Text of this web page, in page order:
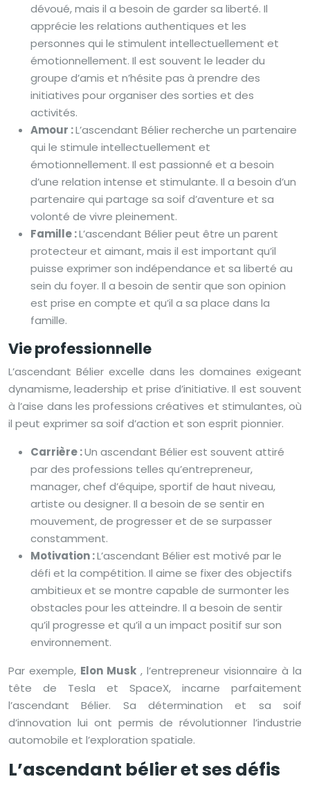
dévoué, mais il a besoin de garder sa liberté. Il
apprécie les relations authentiques et les
personnes qui le stimulent intellectuellement et
émotionnellement. Il est souvent le leader du
groupe d’amis et n’hésite pas à prendre des
initiatives pour organiser des sorties et des
activités.
Amour :L’ascendant Bélier recherche un partenaire
qui le stimule intellectuellement et
émotionnellement. Il est passionné et a besoin
d’une relation intense et stimulante. Il a besoin d’un
partenaire qui partage sa soif d’aventure et sa
volonté de vivre pleinement.
Famille :L’ascendant Bélier peut être un parent
protecteur et aimant, mais il est important qu’il
puisse exprimer son indépendance et sa liberté au
sein du foyer. Il a besoin de sentir que son opinion
est prise en compte et qu’il a sa place dans la
famille.
Vie professionnelle
L’ascendant Bélier excelle dans les domaines exigeant
dynamisme, leadership et prise d’initiative. Il est souvent
à l’aise dans les professions créatives et stimulantes, où
il peut exprimer sa soif d’action et son esprit pionnier.
Carrière :Un ascendant Bélier est souvent attiré
par des professions telles qu’entrepreneur,
manager, chef d’équipe, sportif de haut niveau,
artiste ou designer. Il a besoin de se sentir en
mouvement, de progresser et de se surpasser
constamment.
Motivation :L’ascendant Bélier est motivé par le
défi et la compétition. Il aime se fixer des objectifs
ambitieux et se montre capable de surmonter les
obstacles pour les atteindre. Il a besoin de sentir
qu’il progresse et qu’il a un impact positif sur son
environnement.
Par exemple, Elon Musk , l’entrepreneur visionnaire à la
tête de Tesla et SpaceX, incarne parfaitement
l’ascendant Bélier. Sa détermination et sa soif
d’innovation lui ont permis de révolutionner l’industrie
automobile et l’exploration spatiale.
L’ascendant bélier et ses défis